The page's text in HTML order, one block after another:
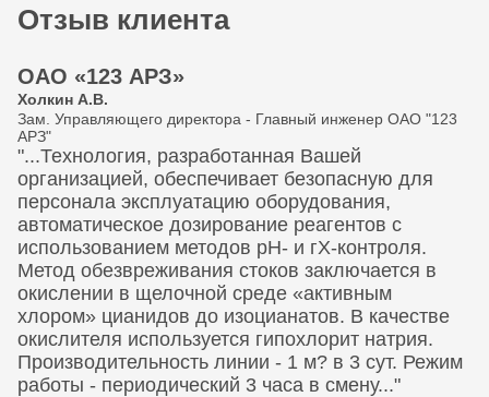
Отзыв клиента
ОАО «123 АРЗ»
Холкин А.В.
Зам. Управляющего директора - Главный инженер ОАО "123
АРЗ"
"...Технология, разработанная Вашей
организацией, обеспечивает безопасную для
персонала эксплуатацию оборудования,
автоматическое дозирование реагентов с
использованием методов рН- и гХ-контроля.
Метод обезвреживания стоков заключается в
окислении в щелочной среде «активным
хлором» цианидов до изоцианатов. В качестве
окислителя используется гипохлорит натрия.
Производительность линии - 1 м? в 3 сут. Режим
работы - периодический 3 часа в смену..."